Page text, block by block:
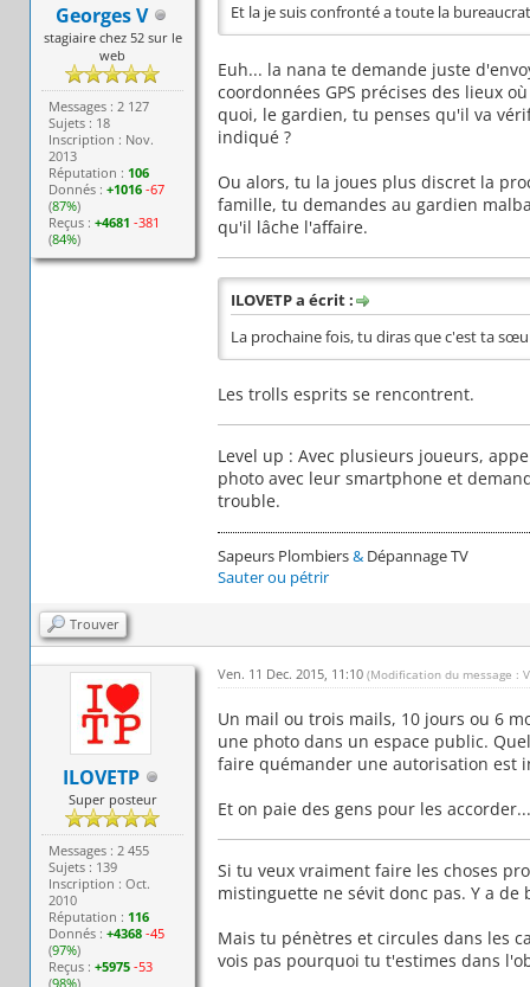
Georges V
stagiaire chez 52 sur le
web
Messages : 2 127
Sujets : 18
Inscription : Nov.
2013
Réputation : 106
Donnés :+1016 -67
(87%)
Reçus :+4681 -381
(84%)
Et la je suis confronté a toute la
Euh... la nana te demande juste
coordonnées GPS précises des lieux
quoi, le gardien, tu penses qu'il va
indiqué ?
Ou alors, tu la joues plus discret la
famille, tu demandes au gardien
qu'il lâche l'affaire.
ILOVETP a écrit :
La prochaine fois, tu diras que c'est ta
Les trolls esprits se rencontrent.
Level up : Avec plusieurs joueurs,
photo avec leur smartphone et
trouble.
Sapeurs Plombiers&Dépannage TV
Sauter ou pétrir
Trouver
ILOVETP
Super posteur
Messages : 2 455
Sujets : 139
Inscription : Oct.
2010
Réputation : 116
Donnés :+4368 -45
(97%)
Reçus :+5975 -53
(98%)
Ven. 11 Dec. 2015, 11:10 (Modification du message :
Un mail ou trois mails, 10 jours ou 6
une photo dans un espace public.
faire quémander une autorisation est
Et on paie des gens pour les
Si tu veux vraiment faire les choses
mistinguette ne sévit donc pas. Y a de
Mais tu pénètres et circules dans les
vois pas pourquoi tu t'estimes dans